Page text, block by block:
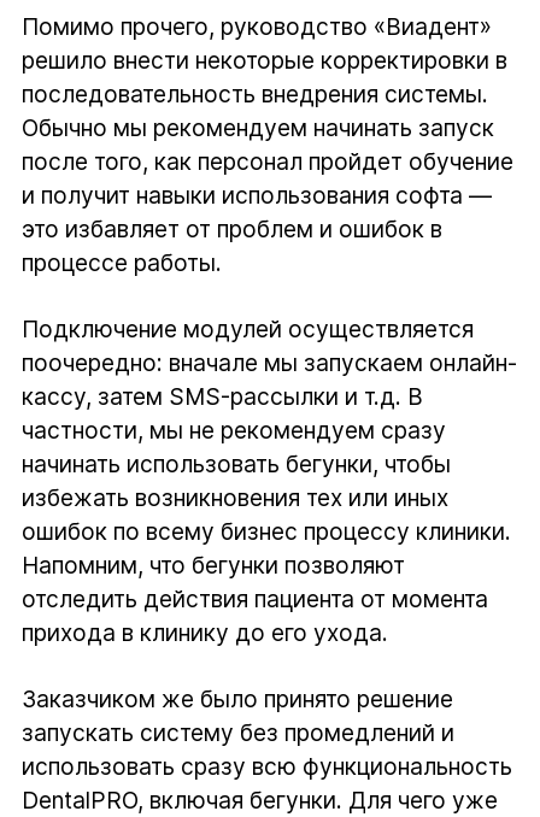
Помимо прочего, руководство «Виадент»
решило внести некоторые корректировки в
последовательность внедрения системы.
Обычно мы рекомендуем начинать запуск
после того, как персонал пройдет обучение
и получит навыки использования софта —
это избавляет от проблем и ошибок в
процессе работы.
Подключение модулей осуществляется
поочередно: вначале мы запускаем онлайн-
кассу, затем SMS-рассылки и т.д. В
частности, мы не рекомендуем сразу
начинать использовать бегунки, чтобы
избежать возникновения тех или иных
ошибок по всему бизнес процессу клиники.
Напомним, что бегунки позволяют
отследить действия пациента от момента
прихода в клинику до его ухода.
Заказчиком же было принято решение
запускать систему без промедлений и
использовать сразу всю функциональность
DentalPRO, включая бегунки. Для чего уже